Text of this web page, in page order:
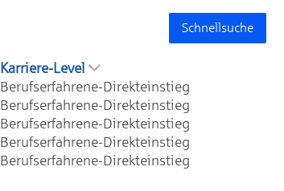
Schnellsuche
Karriere-Level
Berufserfahrene-Direkteinstieg
Berufserfahrene-Direkteinstieg
Berufserfahrene-Direkteinstieg
Berufserfahrene-Direkteinstieg
Berufserfahrene-Direkteinstieg